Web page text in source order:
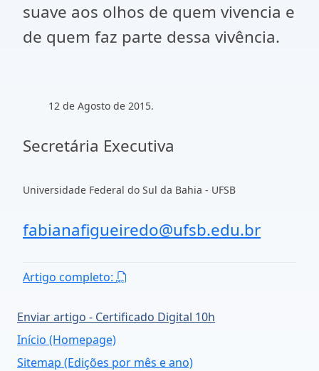
suave aos olhos de quem vivencia e
de quem faz parte dessa vivência.
12 de Agosto de 2015.
Secretária Executiva
Universidade Federal do Sul da Bahia - UFSB
fabianafigueiredo@ufsb.edu.br
Artigo completo:
Enviar artigo - Certificado Digital 10h
Início (Homepage)
Sitemap (Edições por mês e ano)